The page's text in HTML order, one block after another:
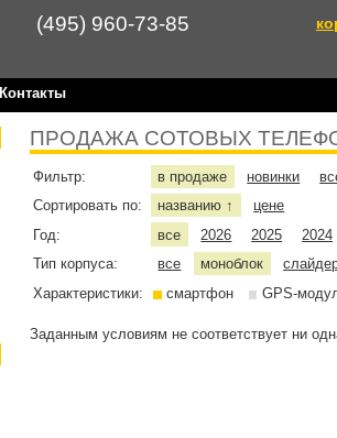
(495) 960-73-85
Контакты
ПРОДАЖА СОТОВЫХ
Фильтр: в продаже новинки
Сортировать по:
названию ↑
цене
Год:
все 2026 2025 2024
Тип корпуса:
все моноблок
Характеристики:
смартфон GPS-
Заданным условиям не соответствует ни